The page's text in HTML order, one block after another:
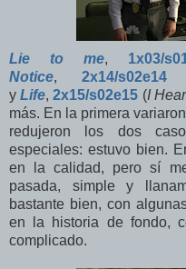
Lie to me, 1x03/
Notice, 2x14/s02e14
yLife,2x15/s02e15 (I
más. En la primera
redujeron los dos
especiales: estuvo bien.
en la calidad, pero sí
pasada, simple y
bastante bien, con
en la historia de fondo,
complicado.